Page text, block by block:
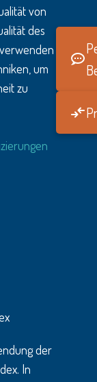
von
des
um
zu
der
In